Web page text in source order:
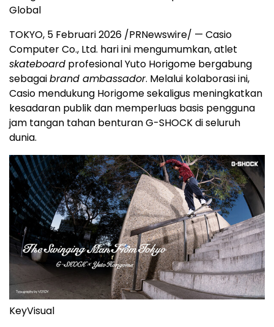
Global
TOKYO, 5 Februari 2026 /PRNewswire/ — Casio
Computer Co., Ltd. hari ini mengumumkan, atlet
skateboard profesional Yuto Horigome bergabung
sebagaibrand ambassador. Melalui kolaborasi ini,
Casio mendukung Horigome sekaligus meningkatkan
kesadaran publik dan memperluas basis pengguna
jam tangan tahan benturan G-SHOCK di seluruh
dunia.
KeyVisual